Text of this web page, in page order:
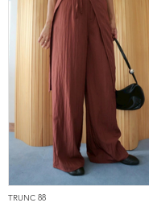
TRUNC 88